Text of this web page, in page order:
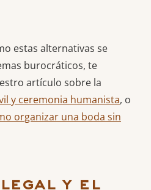
estas alternativas se
burocráticos, te
artículo sobre la
y ceremonia humanista, o
organizar una boda sin
legal y el